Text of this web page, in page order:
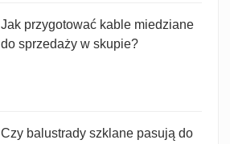
Jak przygotować kable miedziane
do sprzedaży w skupie?
Czy balustrady szklane pasują do